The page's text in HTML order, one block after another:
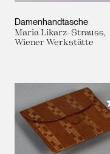
Damenhandtasche
Maria Likarz-Strauss,
Wiener Werkstätte